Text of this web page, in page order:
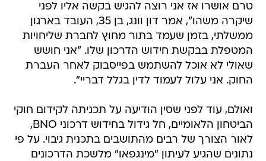
טרם אושרו אז אני רוצה להגיש בקשה אליו לפני
שיקרה משהו", אמר דון וונג, בן 35, העובד בארגון
ממשלתי, בזמן שעמד בתור מחוץ לחברת שליחויות
המטפלת בבקשת חידוש הדרכון שלו. "אני חושש
שאולי לא אוכל להשתמש בפייסבוק לאחר העברת
החוק. אני עלול לעמוד לדין בגלל דבריי".
ואולם, עוד לפני שסין הודיעה על תכניתה לקידום חוקי
הביטחון הלאומיים, חל גידול בחידוש דרכוני BNO,
לאור הצורך של רבים מהתושבים בתכנית גיבוי. על פי
נתונים שהגיע לעיתון "מינגפאו" מלשכת הדרכונים